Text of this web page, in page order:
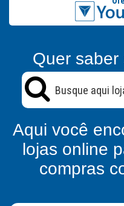
Quer
Aqui você
lojas online
compras